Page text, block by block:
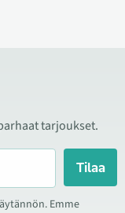
tarjoukset.
Tilaa
Emme